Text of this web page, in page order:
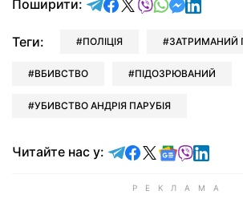
Поширити: відправити у Telegram
поділитись у
поділитись у X
відправити у
відправити
Теги: ПОЛІЦІЯ ЗАТРИМАНИЙ
ВБИВСТВО ПІДОЗРЮВАНИЙ
УБИВСТВО АНДРІЯ ПАРУБІЯ
Читайте нас у: Читайте у Telegram
Читайте у
Читайте у X
Читайте у